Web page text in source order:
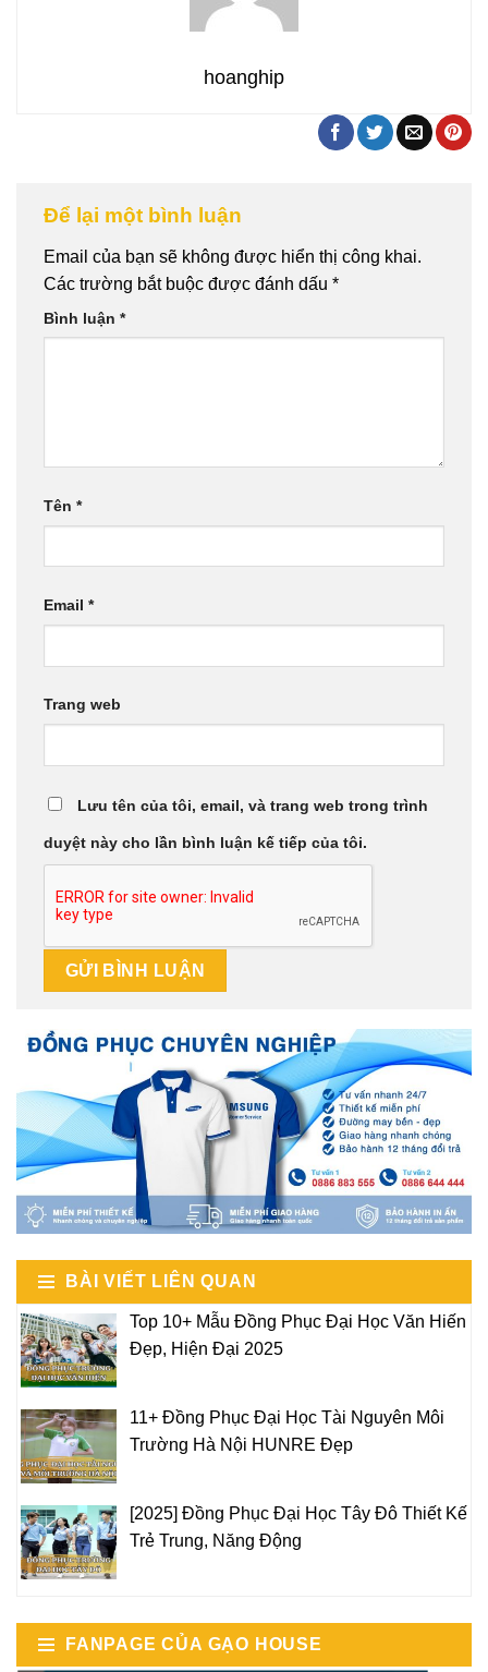
hoanghip
Để lại một bình luận
Email của bạn sẽ không được hiển thị công khai.
Các trường bắt buộc được đánh dấu *
Bình luận *
Tên *
Email *
Trang web
Lưu tên của tôi, email, và trang web trong trình
duyệt này cho lần bình luận kế tiếp của tôi.
BÀI VIẾT LIÊN QUAN
Top 10+ Mẫu Đồng Phục Đại Học Văn Hiến
Đẹp, Hiện Đại 2025
11+ Đồng Phục Đại Học Tài Nguyên Môi
Trường Hà Nội HUNRE Đẹp
[2025] Đồng Phục Đại Học Tây Đô Thiết Kế
Trẻ Trung, Năng Động
FANPAGE CỦA GẠO HOUSE